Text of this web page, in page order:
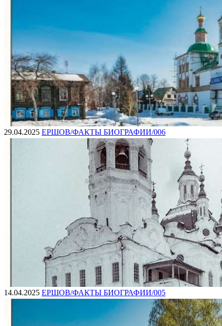
29.04.2025 ЕРШОВ/ФАКТЫ БИОГРАФИИ/006
14.04.2025 ЕРШОВ/ФАКТЫ БИОГРАФИИ/005